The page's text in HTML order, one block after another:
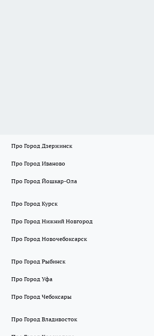
Про Город Дзержинск
Про Город Иваново
Про Город Йошкар-Ола
Про Город Курск
Про Город Нижний Новгород
Про Город Новочебоксарск
Про Город Рыбинск
Про Город Уфа
Про Город Чебоксары
Про Город Владивосток